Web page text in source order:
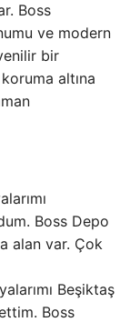
Boss
ve modern
bir
altına
Boss Depo
alan var. Çok
Beşiktaş
Boss